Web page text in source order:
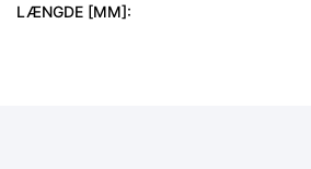
LÆNGDE [MM]: